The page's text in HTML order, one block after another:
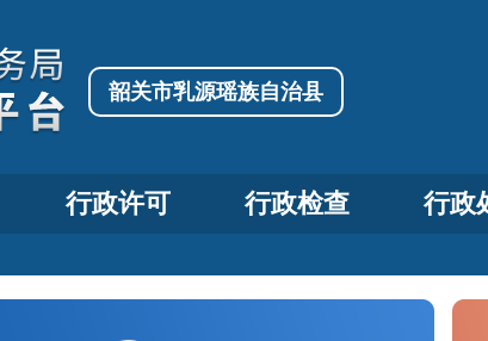
韶关市乳源瑶族自治县
行政许可 行政检查 行政